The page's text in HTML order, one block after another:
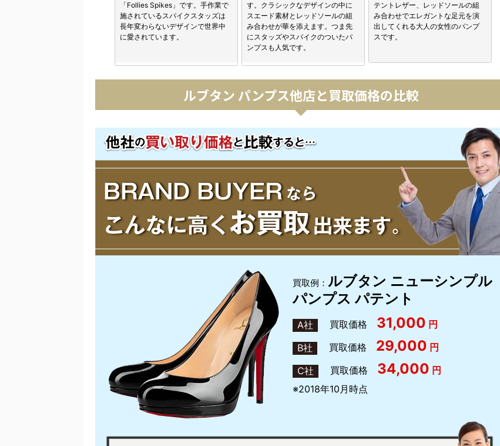
「Follies Spikes」です。手作業で
施されているスパイクスタッズは
長年変わらないデザインで世界中
に愛されています。
す。クラシックなデザインの中に
スエード素材とレッドソールの組
み合わせが華を添えます。つま先
にスタッズやスパイクのついたパ
ンプスも人気です。
テントレザー、レッドソールの組
み合わせでエレガントな足元を演
出してくれる大人の女性のパンプ
スです。
ルブタン パンプス他店と買取価格の比較
買取例： ルブタン ニューシンプル
パンプス パテント
A社 買取価格 31,000 円
B社
買取価格 29,000 円
C社
買取価格 34,000 円
※2018年10月時点